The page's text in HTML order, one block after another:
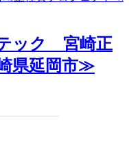
テック 宮崎正
県延岡市≫